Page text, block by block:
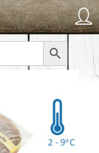
Search Button